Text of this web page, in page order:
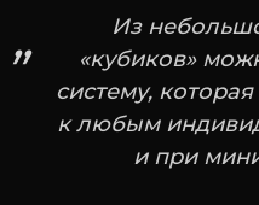
Из
«кубиков»
систему,
к любым
и при